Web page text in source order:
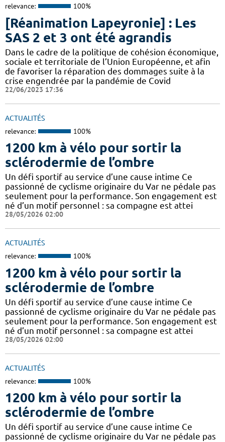
relevance: 100%
[Réanimation Lapeyronie] : Les
SAS 2 et 3 ont été agrandis
Dans le cadre de la politique de cohésion économique,
sociale et territoriale de l’Union Européenne, et afin
de favoriser la réparation des dommages suite à la
crise engendrée par la pandémie de Covid
22/06/2023 17:36
ACTUALITÉS
relevance: 100%
1200 km à vélo pour sortir la
sclérodermie de l’ombre
Un défi sportif au service d’une cause intime Ce
passionné de cyclisme originaire du Var ne pédale pas
seulement pour la performance. Son engagement est
né d’un motif personnel : sa compagne est attei
28/05/2026 02:00
ACTUALITÉS
relevance: 100%
1200 km à vélo pour sortir la
sclérodermie de l’ombre
Un défi sportif au service d’une cause intime Ce
passionné de cyclisme originaire du Var ne pédale pas
seulement pour la performance. Son engagement est
né d’un motif personnel : sa compagne est attei
28/05/2026 02:00
ACTUALITÉS
relevance: 100%
1200 km à vélo pour sortir la
sclérodermie de l’ombre
Un défi sportif au service d’une cause intime Ce
passionné de cyclisme originaire du Var ne pédale pas